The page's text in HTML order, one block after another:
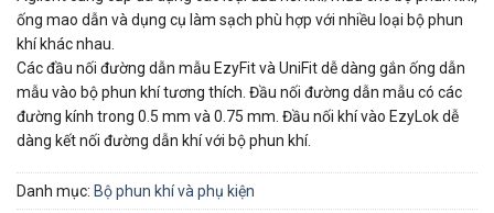
ống mao dẫn và dụng cụ làm sạch phù hợp với nhiều loại bộ phun
khí khác nhau.
Các đầu nối đường dẫn mẫu EzyFit và UniFit dễ dàng gắn ống dẫn
mẫu vào bộ phun khí tương thích. Đầu nối đường dẫn mẫu có các
đường kính trong 0.5 mm và 0.75 mm. Đầu nối khí vào EzyLok dễ
dàng kết nối đường dẫn khí với bộ phun khí.
Danh mục: Bộ phun khí và phụ kiện